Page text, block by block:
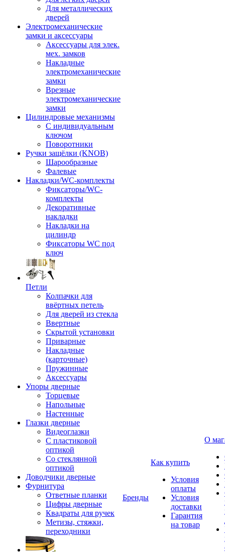
Для металлических
дверей
Электромеханические
замки и аксессуары
Аксессуары для элек.
мех. замков
Накладные
электромеханические
замки
Врезные
электромеханические
замки
Цилиндровые механизмы
С индивидуальным
ключом
Поворотники
Ручки защёлки (KNOB)
Шарообразные
Фалевые
Накладки/WC-комплекты
Фиксаторы/WC-
комплекты
Декоративные
накладки
Накладки на
цилиндр
Фиксаторы WC под
ключ
Петли
Колпачки для
ввёртных петель
Для дверей из стекла
Ввертные
Скрытой установки
Приварные
Накладные
(карточные)
Пружинные
Аксессуары
Упоры дверные
Торцевые
Напольные
Настенные
Глазки дверные
Видеоглазки
С пластиковой
оптикой
Со стеклянной
оптикой
Доводчики дверные
Фурнитура
Ответные планки
Цифры дверные
Квадраты для ручек
Метизы, стяжки,
переходники
Бренды
Как купить
Условия
оплаты
Условия
доставки
Гарантия
на товар
О